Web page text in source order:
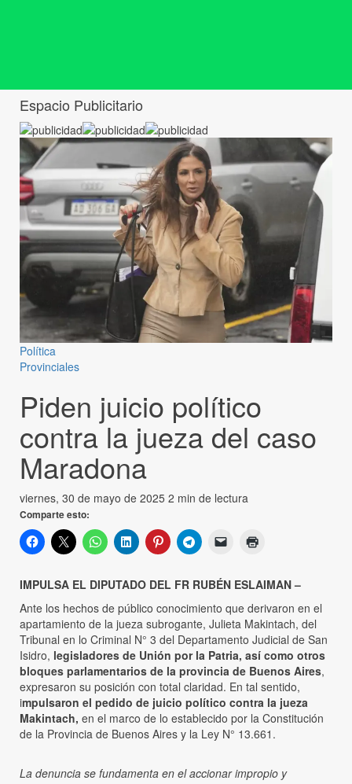
Espacio Publicitario
Política
Provinciales
Piden juicio político
contra la jueza del caso
Maradona
viernes, 30 de mayo de 2025 2 min de lectura
Comparte esto:
IMPULSA EL DIPUTADO DEL FR RUBÉN ESLAIMAN –
Ante los hechos de público conocimiento que derivaron en el
apartamiento de la jueza subrogante, Julieta Makintach, del
Tribunal en lo Criminal N° 3 del Departamento Judicial de San
Isidro, legisladores de Unión por la Patria, así como otros
bloques parlamentarios de la provincia de Buenos Aires,
expresaron su posición con total claridad. En tal sentido,
impulsaron el pedido de juicio político contra la jueza
Makintach, en el marco de lo establecido por la Constitución
de la Provincia de Buenos Aires y la Ley N° 13.661.
La denuncia se fundamenta en el accionar impropio y